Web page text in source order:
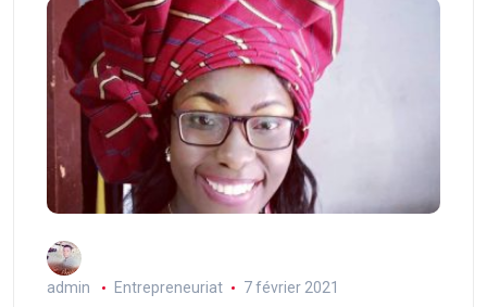
admin Entrepreneuriat 7 février 2021